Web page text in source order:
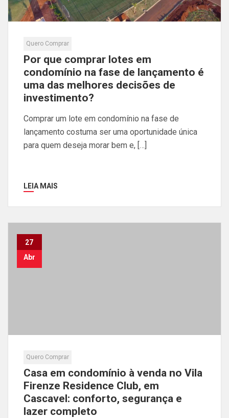
Quero Comprar
Por que comprar lotes em
condomínio na fase de lançamento é
uma das melhores decisões de
investimento?
Comprar um lote em condomínio na fase de
lançamento costuma ser uma oportunidade única
para quem deseja morar bem e, […]
LEIA MAIS
27
Abr
Quero Comprar
Casa em condomínio à venda no Vila
Firenze Residence Club, em
Cascavel: conforto, segurança e
lazer completo